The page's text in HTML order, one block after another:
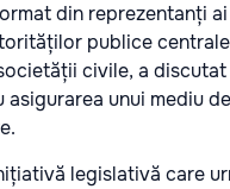
din reprezentanți ai
publice
civile, a discutat
unui mediu
legislativă care